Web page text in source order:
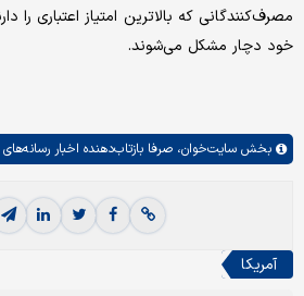
مصرف‌کنندگانی که بالاترین امتیاز اعتباری را
خود دچار مشکل می‌شوند.
بخش سایت‌خوان، صرفا بازتاب‌دهنده اخبار
آمریکا